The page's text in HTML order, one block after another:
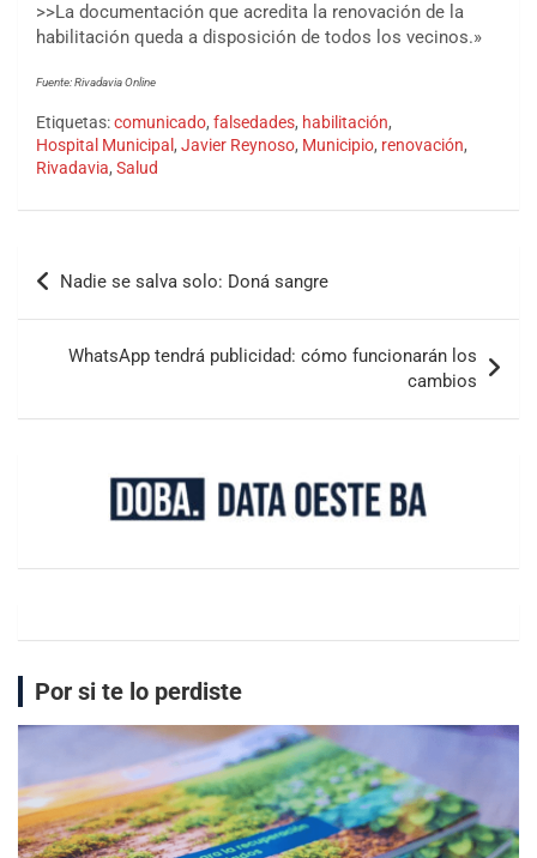
>>La documentación que acredita la renovación de la
habilitación queda a disposición de todos los vecinos.»
Fuente: Rivadavia Online
Etiquetas:comunicado, falsedades, habilitación,
Hospital Municipal , Javier Reynoso, Municipio, renovación,
Rivadavia, Salud
Nadie se salva solo: Doná sangre
WhatsApp tendrá publicidad: cómo funcionarán los
cambios
Por si te lo perdiste